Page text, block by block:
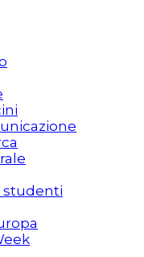
studenti